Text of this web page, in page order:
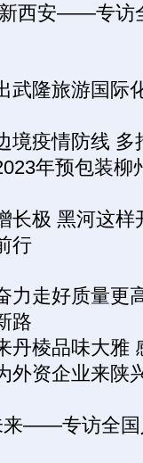
西安——专访
武隆旅游国际
境疫情防线
年预包装柳
长极 黑河这样
行
力走好质量更
路
丹棱品味大雅
外资企业来陕
来——专访全